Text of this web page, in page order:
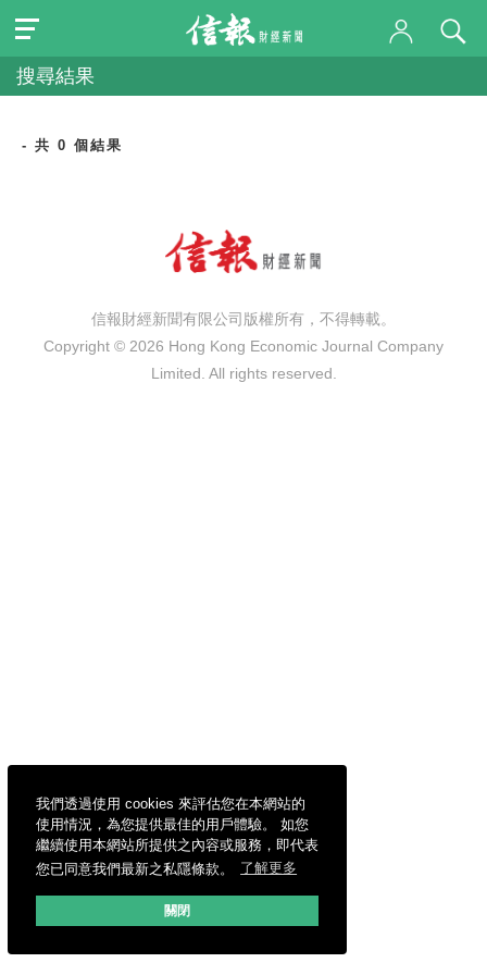
我們透過使用 cookies 來評估您在本網站的
使用情況，為您提供最佳的用戶體驗。 如您
繼續使用本網站所提供之內容或服務，即代表
您已同意我們最新之私隱條款。
了解更多
關閉
搜尋結果
- 共 0 個結果
信報財經新聞有限公司版權所有，不得轉載。
Copyright © 2026 Hong Kong Economic Journal Company
Limited. All rights reserved.